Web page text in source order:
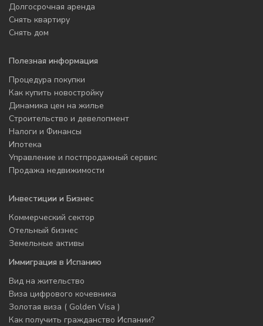
Долгосрочная аренда
Снять квартиру
Снять дом
Полезная информация
Процедура покупки
Как купить новостройку
Динамика цен на жилье
Строительство и девелопмент
Налоги и Финансы
Ипотека
Управление и постпродажный сервис
Продажа недвижимости
Инвестиции и Бизнес
Коммерческий сектор
Отельный бизнес
Земельные активы
Иммиграция в Испанию
Вид на жительство
Виза цифрового кочевника
Золотая виза ( Golden Visa )
Как получить гражданство Испании?